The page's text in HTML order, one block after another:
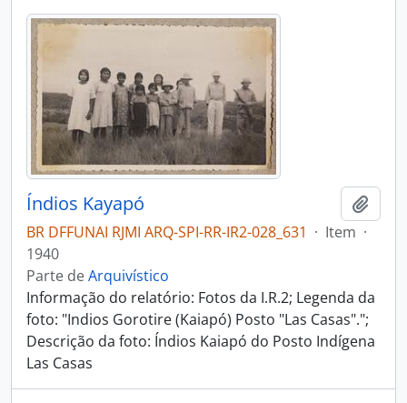
Índios Kayapó
BR DFFUNAI RJMI ARQ-SPI-RR-IR2-028_631 · Item ·
1940
Parte deArquivístico
Informação do relatório: Fotos da I.R.2; Legenda da
foto: "Indios Gorotire (Kaiapó) Posto "Las Casas".";
Descrição da foto: Índios Kaiapó do Posto Indígena
Las Casas